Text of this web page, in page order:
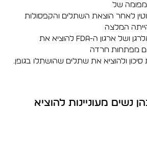
של
לאחר הוצאת השתלים והקפסולות
המלצה
מפורשת של חברת אלרגן ושל ארגון ה-FDA להוציא את
מפתחות חרדה
ולהוציא את שתלים שהושתלו בגופן.
נשים מעוניינות להוציא